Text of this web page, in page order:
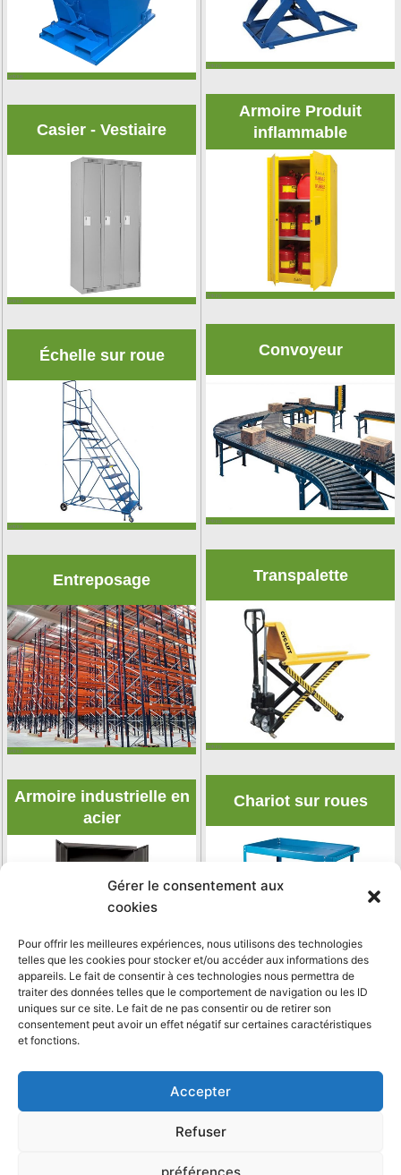
Gérer le consentement aux
cookies
Pour offrir les meilleures expériences, nous utilisons des technologies
telles que les cookies pour stocker et/ou accéder aux informations des
appareils. Le fait de consentir à ces technologies nous permettra de
traiter des données telles que le comportement de navigation ou les ID
uniques sur ce site. Le fait de ne pas consentir ou de retirer son
consentement peut avoir un effet négatif sur certaines caractéristiques
et fonctions.
Accepter
Refuser
préférences
&nbsp;
Casier - Vestiaire
&nbsp;
Échelle sur roue
&nbsp;
Entreposage
&nbsp;
Armoire industrielle en
acier
&nbsp;
Accessoires
d'emballage
&nbsp;
Armoire Produit
inflammable
&nbsp;
Convoyeur
&nbsp;
Transpalette
&nbsp;
Chariot sur roues
&nbsp;